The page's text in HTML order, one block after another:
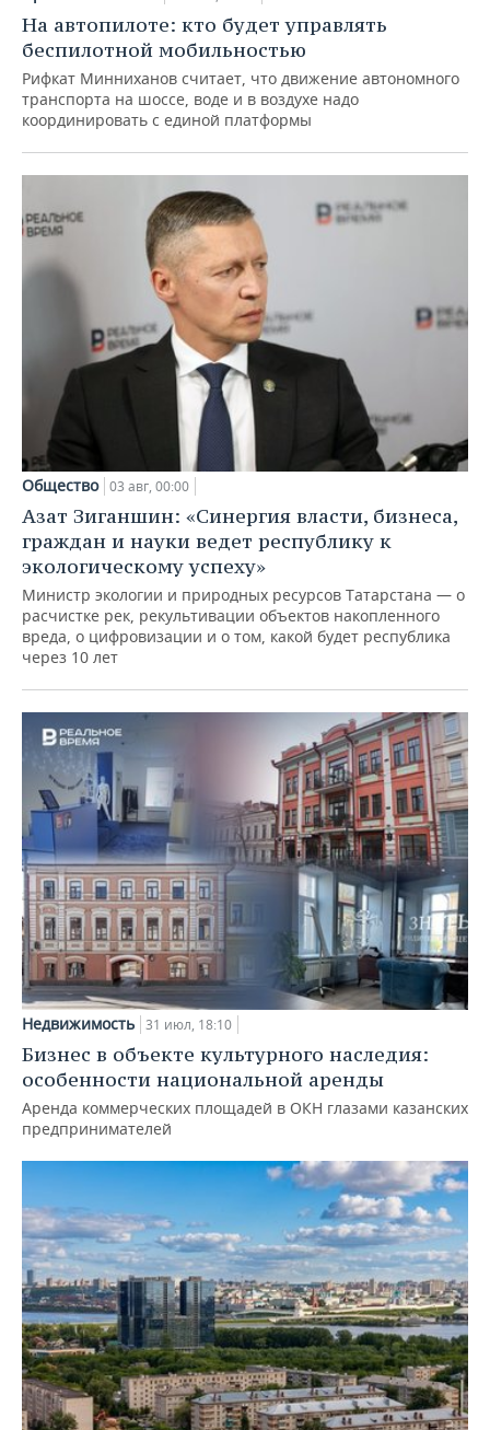
На автопилоте: кто будет управлять
беспилотной мобильностью
Рифкат Минниханов считает, что движение автономного
транспорта на шоссе, воде и в воздухе надо
координировать с единой платформы
Общество 03 авг, 00:00
Азат Зиганшин: «Синергия власти, бизнеса,
граждан и науки ведет республику к
экологическому успеху»
Министр экологии и природных ресурсов Татарстана — о
расчистке рек, рекультивации объектов накопленного
вреда, о цифровизации и о том, какой будет республика
через 10 лет
Недвижимость 31 июл, 18:10
Бизнес в объекте культурного наследия:
особенности национальной аренды
Аренда коммерческих площадей в ОКН глазами казанских
предпринимателей